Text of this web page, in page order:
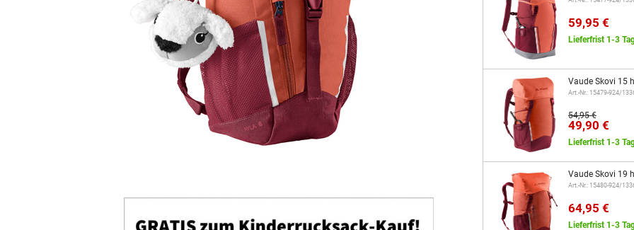
59,95 €
Lieferfrist 1-3
Vaude Skovi 15
Art.-Nr.: 15479-924/
54,95 €
49,90 €
Lieferfrist 1-3
Vaude Skovi 19
Art.-Nr.: 15480-924/
64,95 €
Lieferfrist 1-3